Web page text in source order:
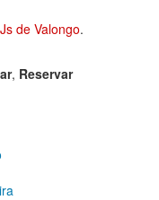
de Valongo.
, Reservar